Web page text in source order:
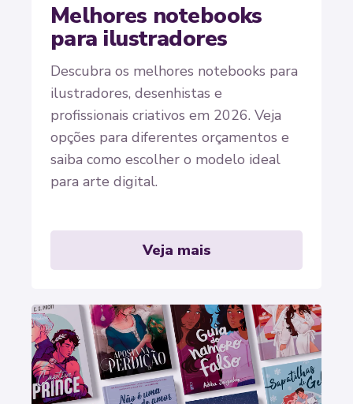
Melhores notebooks
para ilustradores
Descubra os melhores notebooks para
ilustradores, desenhistas e
profissionais criativos em 2026. Veja
opções para diferentes orçamentos e
saiba como escolher o modelo ideal
para arte digital.
Veja mais